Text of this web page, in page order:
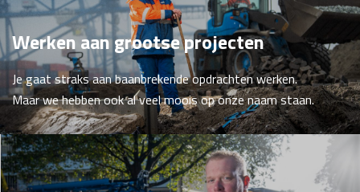
Werken aan grootse projecten
Je gaat straks aan baanbrekende opdrachten werken.
Maar we hebben ook al veel moois op onze naam staan.